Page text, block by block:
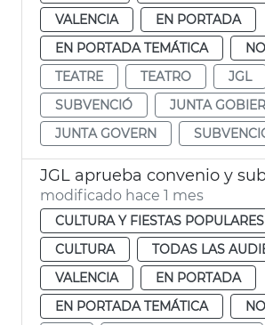
VALENCIA
EN PORTADA
EN PORTADA TEMÁTICA
TEATRE
TEATRO
JGL
SUBVENCIÓ
JUNTA
JUNTA GOVERN
modificado hace 1 mes
CULTURA Y FIESTAS POPULARES
CULTURA
TODAS LAS
VALENCIA
EN PORTADA
EN PORTADA TEMÁTICA